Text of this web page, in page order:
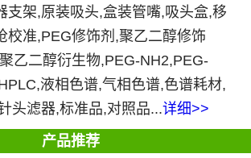
支架,原装吸头,盒装管嘴,吸头盒,移
校准,PEG修饰剂,聚乙二醇修饰
乙二醇衍生物,PEG-NH2,PEG-
液相色谱,气相色谱,色谱耗材,
头滤器,标准品,对照品...详细>>
产品推荐